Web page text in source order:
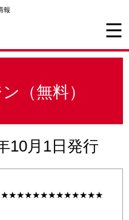
報
（無料）
10月1日発行